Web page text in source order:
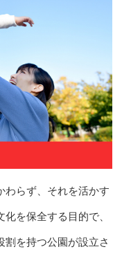
わらず、それを活かす
を保全する目的で、
割を持つ公園が設立さ